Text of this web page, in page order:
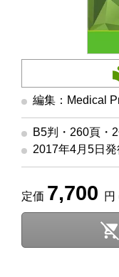
編集：Medical
B5判・260頁・
2017年4月5日発
定価 7,700 円